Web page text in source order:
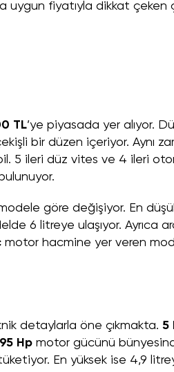
uygun fiyatıyla dikkat
TL’ye piyasada yer alıyor.
bir düzen içeriyor. Aynı
5 ileri düz vites ve 4 ileri
bulunuyor.
göre değişiyor. En
6 litreye ulaşıyor. Ayrıca
motor hacmine yer veren
detaylarla öne çıkmakta. 5
95 Hp motor gücünü
En yüksek ise 4,9